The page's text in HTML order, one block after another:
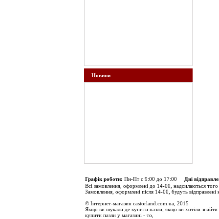
Новини
Графік роботи: Пн-Пт с 9:00 до 17:00 Дні
Всі замовлення, оформлені до 14-00, надсилаються
Замовлення, оформлені після 14-00, будуть відправлені
© Інтернет-магазин castorland.com.ua, 2015
Якщо ви шукали де купити пазли, якщо ви хотіли
купити пазли у магазині - то,